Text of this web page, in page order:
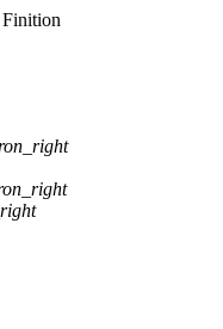
Finition